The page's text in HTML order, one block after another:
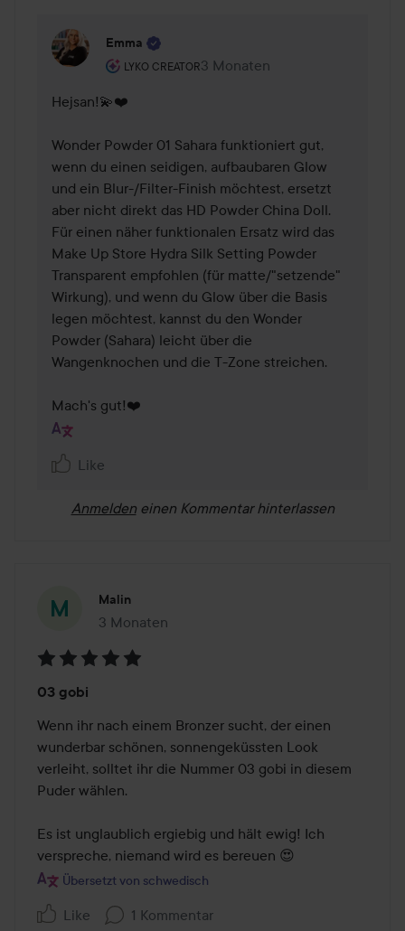
Emma
LYKO CREATOR
Rolle des Benutzers: Lyko Creator.
3 Monaten
Kommentaren lades 3 Monaten
Hejsan!💫❤️
Wonder Powder 01 Sahara funktioniert gut,
wenn du einen seidigen, aufbaubaren Glow
und ein Blur-/Filter-Finish möchtest, ersetzt
aber nicht direkt das HD Powder China Doll.
Für einen näher funktionalen Ersatz wird das
Make Up Store Hydra Silk Setting Powder
Transparent empfohlen (für matte/"setzende"
Wirkung), und wenn du Glow über die Basis
legen möchtest, kannst du den Wonder
Powder (Sahara) leicht über die
Wangenknochen und die T-Zone streichen.
Mach's gut!❤️
Like
Anmelden einen Kommentar hinterlassen
Malin
3 Monaten
Der Beitrag wurde 3 Monaten erstellt
5
von
5
03 gobi
Wenn ihr nach einem Bronzer sucht, der einen
wunderbar schönen, sonnengeküssten Look
verleiht, solltet ihr die Nummer 03 gobi in diesem
Puder wählen.
Es ist unglaublich ergiebig und hält ewig! Ich
verspreche, niemand wird es bereuen 😍
Übersetzt von schwedisch
Like 1 Kommentar